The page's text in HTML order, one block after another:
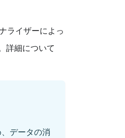
ライザーによっ
詳細について
データの消